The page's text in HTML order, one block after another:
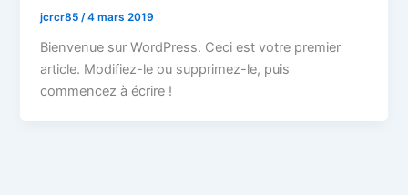
jcrcr85 /4 mars 2019
Bienvenue sur WordPress. Ceci est votre premier
article. Modifiez-le ou supprimez-le, puis
commencez à écrire !